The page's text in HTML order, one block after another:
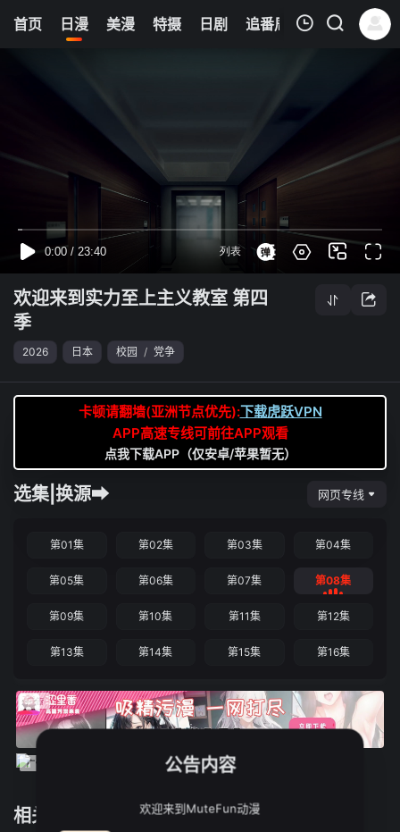
首页 日漫 美漫 特摄 日剧 追番周表 今日更新
12
第08集
欢迎来到实力至上主义教室 第四季
欢迎来到实力至上主义教室 第四
季
2026 日本 校园 / 党争
卡顿请翻墙(亚洲节点优先):下载虎跃VPN
APP高速专线可前往APP观看
点我下载APP（仅安卓/苹果暂无）
选集|换源➡ 网页专线
第01集 第02集 第03集 第04集
第05集 第06集 第07集 第08集
第09集 第10集 第11集 第12集
第13集 第14集 第15集 第16集
相关推荐
公告内容
欢迎来到MuteFun动漫